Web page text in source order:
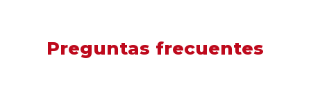
Preguntas frecuentes